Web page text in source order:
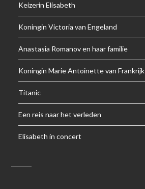
Keizerin Elisabeth
Koningin Victoria van Engeland
Anastasia Romanov en haar familie
Koningin Marie Antoinette van Frankrijk
Titanic
Een reis naar het verleden
Elisabeth in concert